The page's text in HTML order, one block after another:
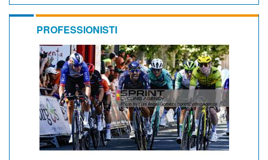
PROFESSIONISTI